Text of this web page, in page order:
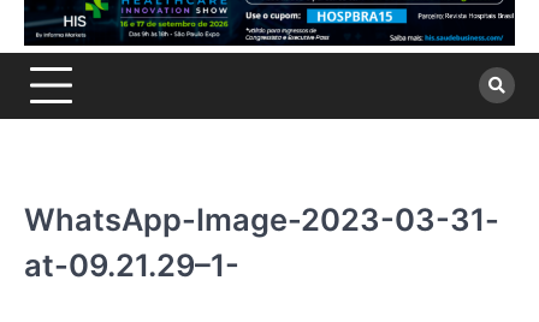
WhatsApp-Image-2023-03-31-
at-09.21.29–1-